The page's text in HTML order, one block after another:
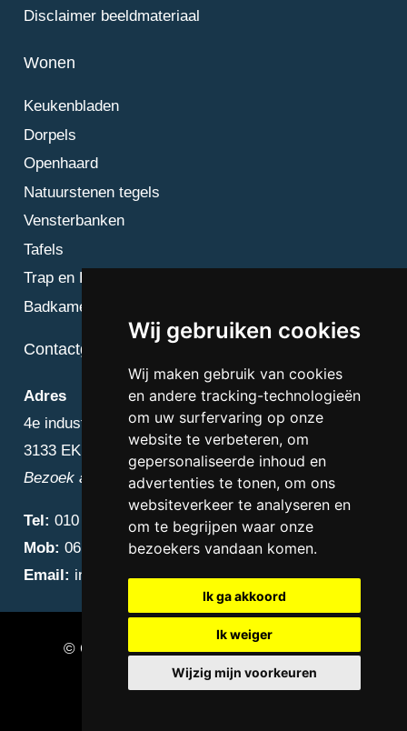
Wij gebruiken cookies
Wij maken gebruik van cookies
en andere tracking-technologieën
om uw surfervaring op onze
website te verbeteren, om
gepersonaliseerde inhoud en
advertenties te tonen, om ons
websiteverkeer te analyseren en
om te begrijpen waar onze
bezoekers vandaan komen.
Ik ga akkoord
Ik weiger
Wijzig mijn voorkeuren
Disclaimer beeldmateriaal
Wonen
Keukenbladen
Dorpels
Openhaard
Natuurstenen tegels
Vensterbanken
Tafels
Trap en Bordes
Badkamer
Contactgegevens
Adres
4e industriestraat 25
3133 EK Vlaardingen
Bezoek alleen op afspraak
Tel: 010 – 223 3759
Mob: 06 – 4838 1000
Email: info@diamantnatuursteen.nl
© Copyright 2026 Diamant Natuursteen –
Natuursteen bedrijf Vlaardingen